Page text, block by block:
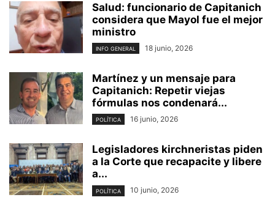
Salud: funcionario de Capitanich
considera que Mayol fue el mejor
ministro
INFO GENERAL 18 junio, 2026
Martínez y un mensaje para
Capitanich: Repetir viejas
fórmulas nos condenará...
POLÍTICA 16 junio, 2026
Legisladores kirchneristas piden
a la Corte que recapacite y libere
a...
POLÍTICA 10 junio, 2026